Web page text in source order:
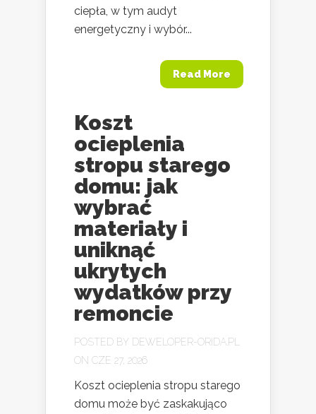
ciepła, w tym audyt
energetyczny i wybór...
Read More
Koszt
ocieplenia
stropu starego
domu: jak
wybrać
materiały i
uniknąć
ukrytych
wydatków przy
remoncie
POSTED BY DEWELOPER-ORIDA.PL
ON CZE 27, 2026
Koszt ocieplenia stropu starego
domu może być zaskakująco